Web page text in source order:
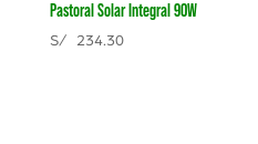
Pastoral Solar Integral 90W
S/234.30